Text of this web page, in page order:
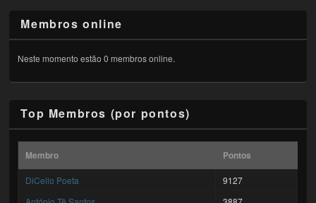
Membros online
Neste momento estão 0 membros online.
Top Membros (por pontos)
Membro Pontos
DiCello Poeta
9127